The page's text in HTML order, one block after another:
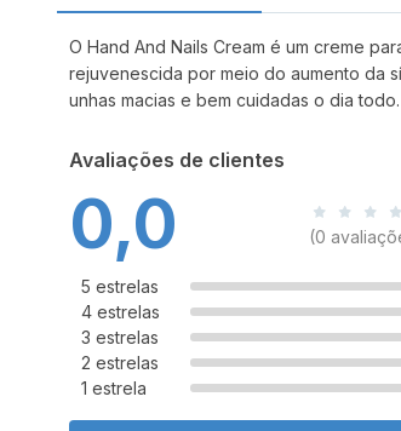
O Hand And Nails Cream é um creme
rejuvenescida por meio do aumento da
unhas macias e bem cuidadas o dia todo.
Avaliações de clientes
0,0 (0
5 estrelas
4 estrelas
3 estrelas
2 estrelas
1 estrela